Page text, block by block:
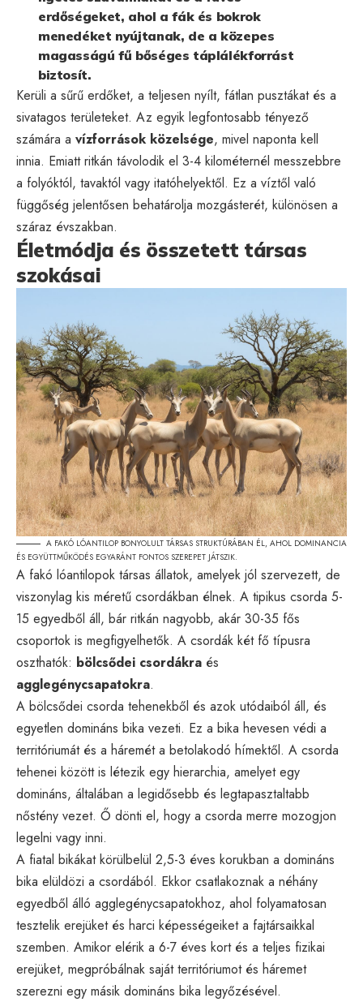
erdőségeket, ahol a fák és bokrok
menedéket nyújtanak, de a közepes
magasságú fű bőséges táplálékforrást
biztosít.
Kerüli a sűrű erdőket, a teljesen nyílt, fátlan pusztákat és a
sivatagos területeket. Az egyik legfontosabb tényező
számára a vízforrások közelsége, mivel naponta kell
innia. Emiatt ritkán távolodik el 3-4 kilométernél messzebbre
a folyóktól, tavaktól vagy itatóhelyektől. Ez a víztől való
függőség jelentősen behatárolja mozgásterét, különösen a
száraz évszakban.
Életmódja és összetett társas
szokásai
A FAKÓ LÓANTILOP BONYOLULT TÁRSAS STRUKTÚRÁBAN ÉL, AHOL DOMINANCIA
ÉS EGYÜTTMŰKÖDÉS EGYARÁNT FONTOS SZEREPET JÁTSZIK.
A fakó lóantilopok társas állatok, amelyek jól szervezett, de
viszonylag kis méretű csordákban élnek. A tipikus csorda 5-
15 egyedből áll, bár ritkán nagyobb, akár 30-35 fős
csoportok is megfigyelhetők. A csordák két fő típusra
oszthatók: bölcsődei csordákra és
agglegénycsapatokra.
A bölcsődei csorda tehenekből és azok utódaiból áll, és
egyetlen domináns bika vezeti. Ez a bika hevesen védi a
territóriumát és a háremét a betolakodó hímektől. A csorda
tehenei között is létezik egy hierarchia, amelyet egy
domináns, általában a legidősebb és legtapasztaltabb
nőstény vezet. Ő dönti el, hogy a csorda merre mozogjon
legelni vagy inni.
A fiatal bikákat körülbelül 2,5-3 éves korukban a domináns
bika elüldözi a csordából. Ekkor csatlakoznak a néhány
egyedből álló agglegénycsapatokhoz, ahol folyamatosan
tesztelik erejüket és harci képességeiket a fajtársaikkal
szemben. Amikor elérik a 6-7 éves kort és a teljes fizikai
erejüket, megpróbálnak saját territóriumot és háremet
szerezni egy másik domináns bika legyőzésével.